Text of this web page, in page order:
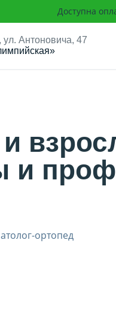
Доступна
ул. Антоновича, 47
ортопед